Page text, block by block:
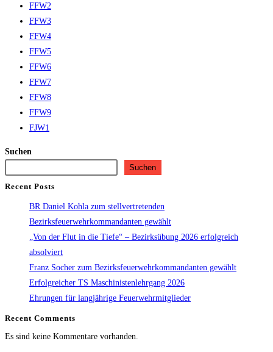
FFW2
FFW3
FFW4
FFW5
FFW6
FFW7
FFW8
FFW9
FJW1
Suchen
Suchen
Recent Posts
BR Daniel Kohla zum stellvertretenden
Bezirksfeuerwehrkommandanten gewählt
„Von der Flut in die Tiefe“ – Bezirksübung 2026 erfolgreich
absolviert
Franz Socher zum Bezirksfeuerwehrkommandanten gewählt
Erfolgreicher TS Maschinistenlehrgang 2026
Ehrungen für langjährige Feuerwehrmitglieder
Recent Comments
Es sind keine Kommentare vorhanden.